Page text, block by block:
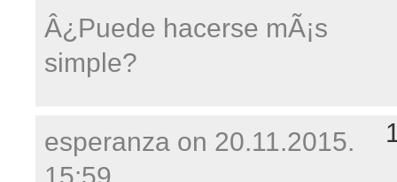
Â¿Puede hacerse mÃ¡s
simple?
esperanza on 20.11.2015.
15:59